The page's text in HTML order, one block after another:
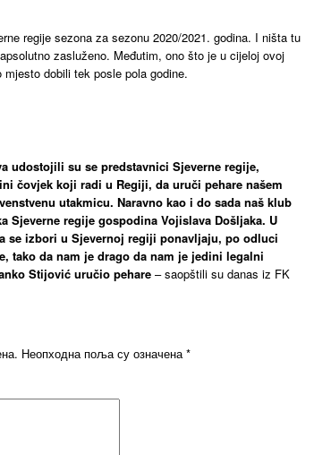
regije sezona za sezonu 2020/2021. godina. I ništa tu
zasluženo. Međutim, ono što je u cijeloj ovoj
dobili tek posle pola godine.
udostojili su se predstavnici Sjeverne regije,
čovjek koji radi u Regiji, da uruči pehare našem
utakmicu. Naravno kao i do sada naš klub
Sjeverne regije gospodina Vojislava Došljaka. U
se izbori u Sjevernoj regiji ponavljaju, po odluci
tako da nam je drago da nam je jedini legalni
Stijović uručio pehare – saopštili su danas iz FK
Неопходна поља су означена*